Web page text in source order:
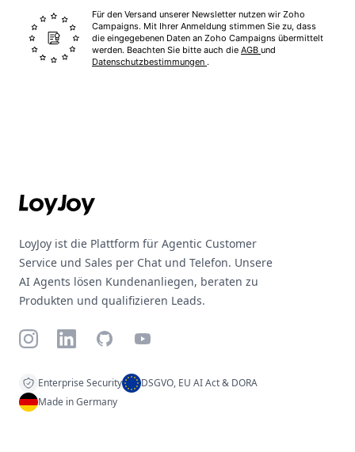
Für den Versand unserer Newsletter nutzen wir Zoho
Campaigns. Mit Ihrer Anmeldung stimmen Sie zu, dass
die eingegebenen Daten an Zoho Campaigns übermittelt
werden. Beachten Sie bitte auch die AGB und
Datenschutzbestimmungen .
LoyJoy ist die Plattform für Agentic Customer
Service und Sales per Chat und Telefon. Unsere
AI Agents lösen Kundenanliegen, beraten zu
Produkten und qualifizieren Leads.
InstagramLinkedInGitHubYouTube
Enterprise Security
DSGVO, EU AI Act & DORA
Made in Germany